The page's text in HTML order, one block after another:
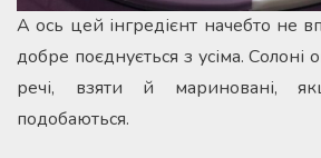
А ось цей інгредієнт начебто не
добре поєднується з усіма. Солоні
речі, взяти й мариновані,
подобаються.